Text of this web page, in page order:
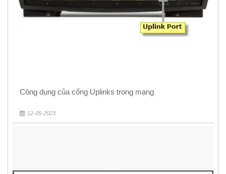
Công dụng của cổng Uplinks trong mạng
12-05-2023